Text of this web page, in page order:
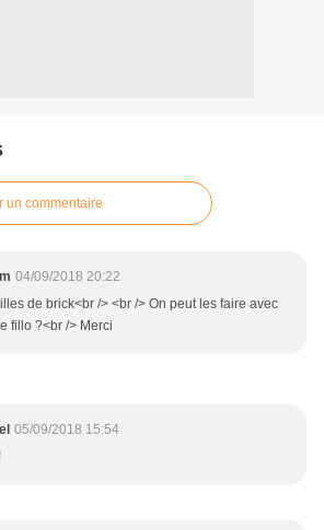
un commentaire
04/09/2018 20:22
de brick<br /> <br /> On peut les faire avec
fillo ?<br /> Merci
05/09/2018 15:54